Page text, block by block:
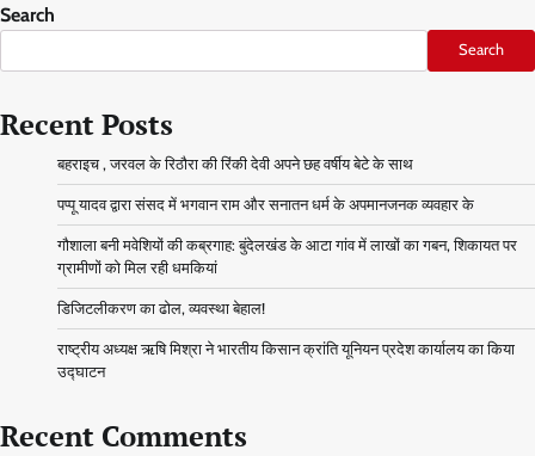
Search
Search
Recent Posts
बहराइच , जरवल के रिठौरा की रिंकी देवी अपने छह वर्षीय बेटे के साथ
पप्पू यादव द्वारा संसद में भगवान राम और सनातन धर्म के अपमानजनक व्यवहार के
गौशाला बनी मवेशियों की कब्रगाह: बुंदेलखंड के आटा गांव में लाखों का गबन, शिकायत पर
ग्रामीणों को मिल रही धमकियां
डिजिटलीकरण का ढोल, व्यवस्था बेहाल!
राष्ट्रीय अध्यक्ष ऋषि मिश्रा ने भारतीय किसान क्रांति यूनियन प्रदेश कार्यालय का किया
उद्घाटन
Recent Comments